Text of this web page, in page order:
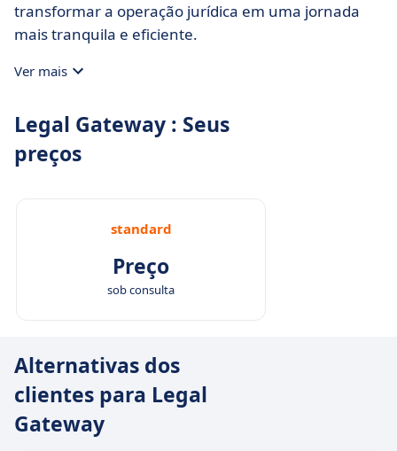
transformar a operação jurídica em uma jornada
mais tranquila e eficiente.
Ver mais
Legal Gateway : Seus
preços
standard
Preço
sob consulta
Alternativas dos
clientes para Legal
Gateway